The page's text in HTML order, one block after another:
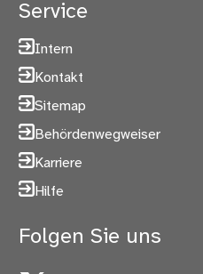
Service
Intern
Kontakt
Sitemap
Behördenwegweiser
Karriere
Hilfe
Folgen Sie uns